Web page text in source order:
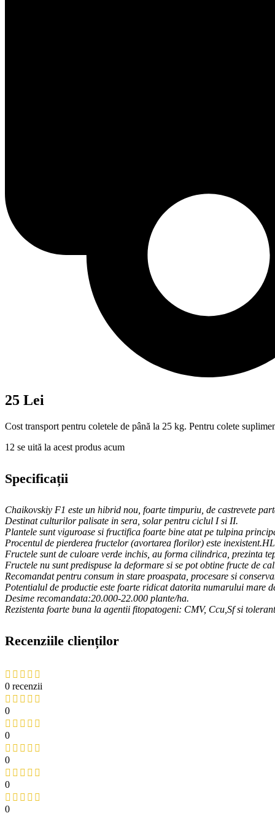
25 Lei
Cost transport pentru coletele de până la 25 kg. Pentru colete
12 se uită la acest produs acum
Specificații
Chaikovskiy F1 este un hibrid nou, foarte timpuriu, de castrevete
Destinat culturilor palisate in sera, solar pentru ciclul I si II.
Plantele sunt viguroase si fructifica foarte bine atat pe tulpina
Procentul de pierderea fructelor (avortarea florilor) este inexistent.HL
Fructele sunt de culoare verde inchis, au forma cilindrica, prezinta
Fructele nu sunt predispuse la deformare si se pot obtine fructe de
Recomandat pentru consum in stare proaspata, procesare si
Potentialul de productie este foarte ridicat datorita numarului mare
Desime recomandata:20.000-22.000 plante/ha.
Rezistenta foarte buna la agentii fitopatogeni: CMV, Ccu,Sf si
Recenziile clienților
0 recenzii
0
0
0
0
0